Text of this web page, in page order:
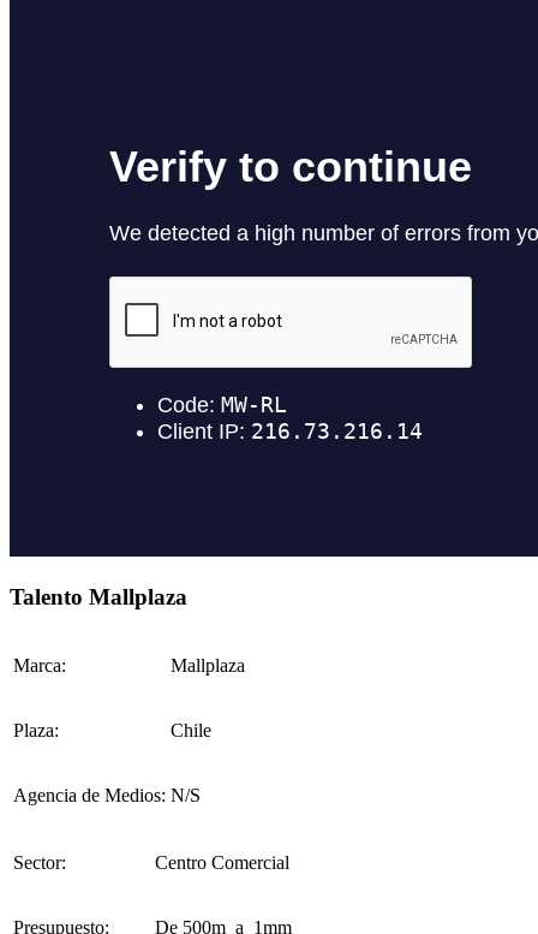
Talento Mallplaza
Marca: Mallplaza
Plaza: Chile
Agencia de Medios: N/S
Sector: Centro Comercial
Presupuesto: De 500m_a_1mm